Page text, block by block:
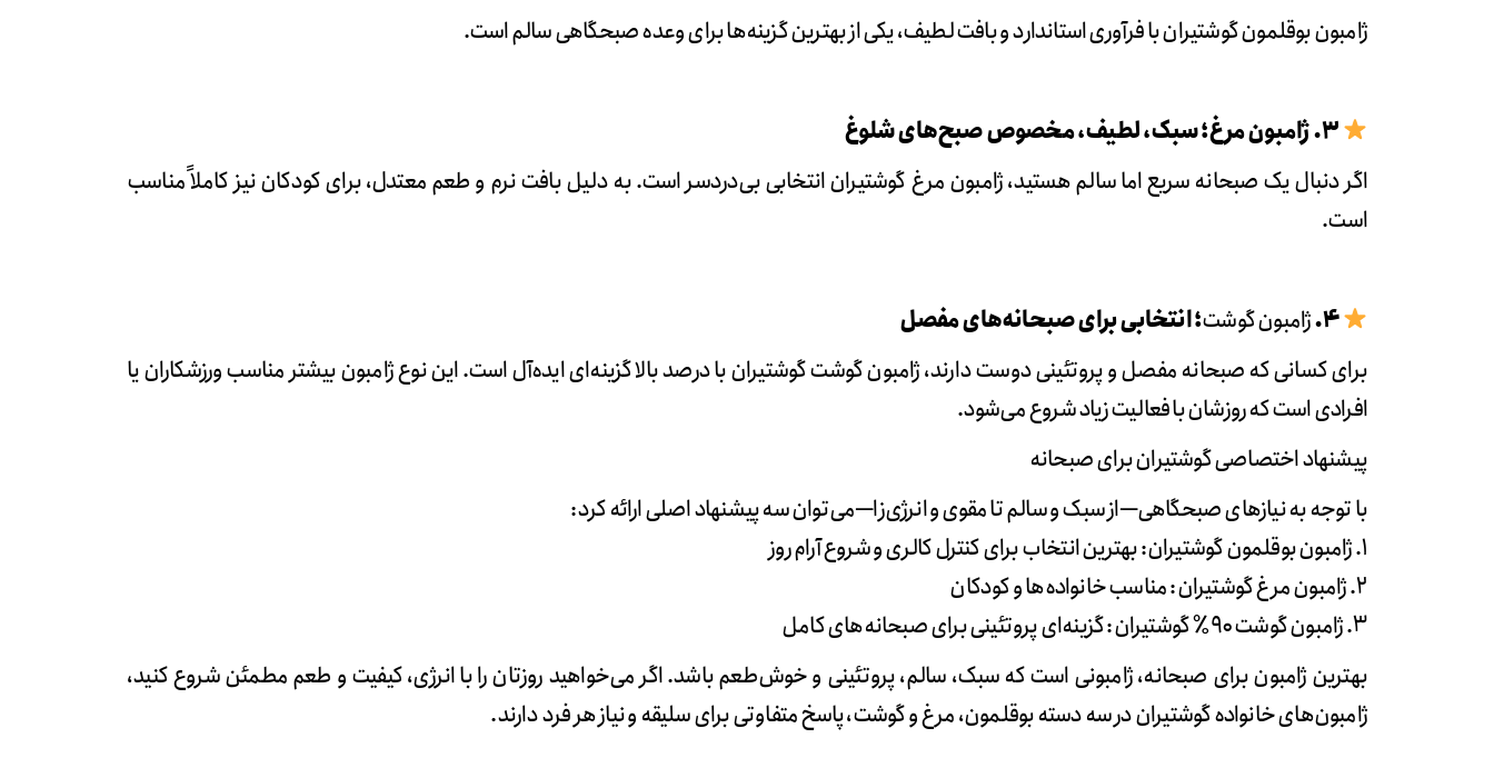
ژامبون بوقلمونگوشتیران با فرآوری استاندارد و بافت لطیف، یکی از بهترین گزینه‌ها برای وعده صبحگاهی سالم است.
۳. ژامبون مرغ؛ سبک، لطیف، مخصوص صبح‌های شلوغ
اگر دنبال یک صبحانه سریع اما سالم هستید، ژامبون مرغ گوشتیران انتخابی بی‌دردسر است. به دلیل بافت نرم و طعم معتدل، برای کودکان نیز کاملاً مناسب
است.
۴. ژامبون گوشت؛ انتخابی برای صبحانه‌های مفصل
برای کسانی که صبحانه مفصل و پروتئینی دوست دارند، ژامبون گوشت گوشتیران با درصد بالا گزینه‌ای ایده‌آل است. این نوع ژامبون بیشتر مناسب ورزشکاران یا
افرادی است که روزشان با فعالیت زیاد شروع می‌شود.
پیشنهاد اختصاصی گوشتیران برای صبحانه
با توجه به نیازهای صبحگاهی—از سبک و سالم تا مقوی و انرژی‌زا—می‌توان سه پیشنهاد اصلی ارائه کرد:
۱. ژامبون بوقلمون گوشتیران: بهترین انتخاب برای کنترل کالری و شروع آرام روز
۲. ژامبون مرغ گوشتیران: مناسب خانواده‌ها و کودکان
۳. ژامبون گوشت ۹۰٪ گوشتیران: گزینه‌ای پروتئینی برای صبحانه‌های کامل
بهترین ژامبون برای صبحانه، ژامبونی است که سبک، سالم، پروتئینی و خوش‌طعم باشد. اگر می‌خواهید روزتان را با انرژی، کیفیت و طعم مطمئن شروع کنید،
ژامبون‌های خانواده گوشتیران در سه دسته بوقلمون، مرغ و گوشت، پاسخ متفاوتی برای سلیقه و نیاز هر فرد دارند.